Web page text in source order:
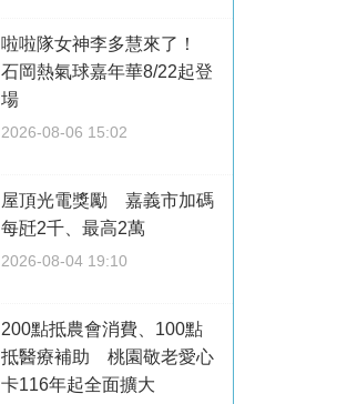
啦啦隊女神李多慧來了！
石岡熱氣球嘉年華8/22起登
場
2026-08-06 15:02
屋頂光電獎勵 嘉義市加碼
每瓩2千、最高2萬
2026-08-04 19:10
200點抵農會消費、100點
抵醫療補助 桃園敬老愛心
卡116年起全面擴大